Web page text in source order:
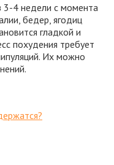
3-4 недели с момента
бедер, ягодиц
гладкой и
похудения требует
Их можно